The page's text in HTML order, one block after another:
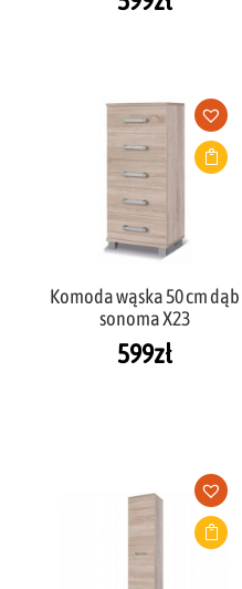
Komoda wąska 50 cm dąb
sonoma X23
599zł